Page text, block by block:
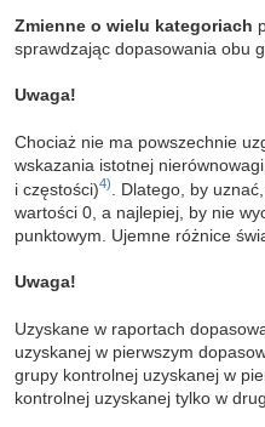
Zmienne o wielu kategoriach
sprawdzając dopasowania obu
Uwaga!
Chociaż nie ma powszechnie
wskazania istotnej
i częstości)4)
. Dlatego, by
wartości 0, a najlepiej, by nie
punktowym. Ujemne różnice
Uwaga!
Uzyskane w raportach
uzyskanej w pierwszym
grupy kontrolnej uzyskanej w
kontrolnej uzyskanej tylko w